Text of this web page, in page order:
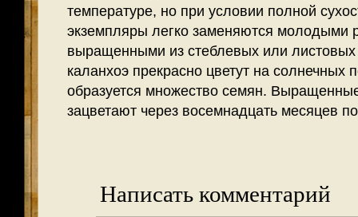
температуре, но при условии полной
экземпляры легко заменяются молодыми
выращенными из стеблевых или
каланхоэ прекрасно цветут на солнечных
образуется множество семян.
зацветают через восемнадцать месяцев
Написать комментарий